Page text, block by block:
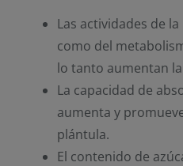
Las actividades de
como del
lo tanto aumentan
La capacidad de
aumenta y
plántula.
El contenido de